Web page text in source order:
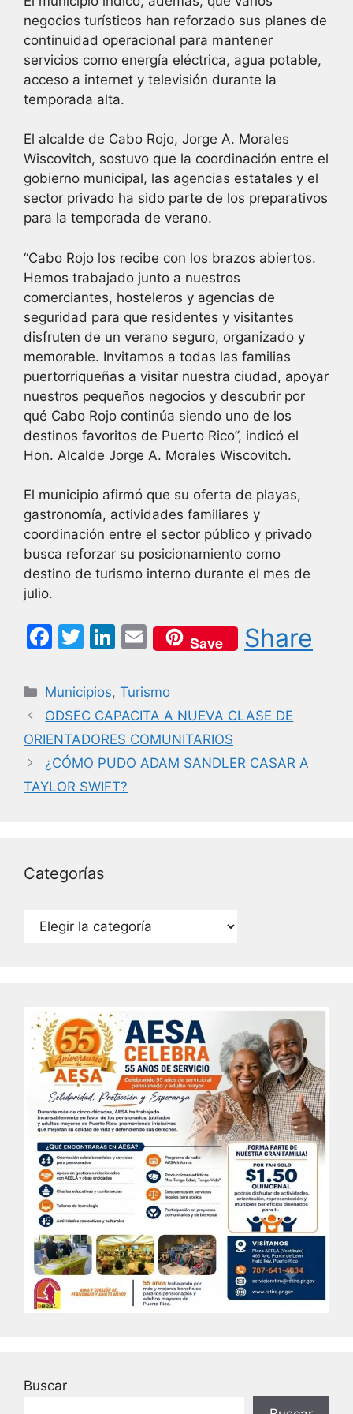
negocios turísticos han reforzado sus planes de
continuidad operacional para mantener
servicios como energía eléctrica, agua potable,
acceso a internet y televisión durante la
temporada alta.
El alcalde de Cabo Rojo, Jorge A. Morales
Wiscovitch, sostuvo que la coordinación entre el
gobierno municipal, las agencias estatales y el
sector privado ha sido parte de los preparativos
para la temporada de verano.
“Cabo Rojo los recibe con los brazos abiertos.
Hemos trabajado junto a nuestros
comerciantes, hosteleros y agencias de
seguridad para que residentes y visitantes
disfruten de un verano seguro, organizado y
memorable. Invitamos a todas las familias
puertorriqueñas a visitar nuestra ciudad, apoyar
nuestros pequeños negocios y descubrir por
qué Cabo Rojo continúa siendo uno de los
destinos favoritos de Puerto Rico”, indicó el
Hon. Alcalde Jorge A. Morales Wiscovitch.
El municipio afirmó que su oferta de playas,
gastronomía, actividades familiares y
coordinación entre el sector público y privado
busca reforzar su posicionamiento como
destino de turismo interno durante el mes de
julio.
F
c
e
b
o
o
T
itt
er
Li
k
e
dI
n
E
m
ai
l
Save Share
Categorías
Municipios,Turismo
ODSEC CAPACITA A NUEVA CLASE DE
ORIENTADORES COMUNITARIOS
¿CÓMO PUDO ADAM SANDLER CASAR A
TAYLOR SWIFT?
Categorías
Categorías
Buscar